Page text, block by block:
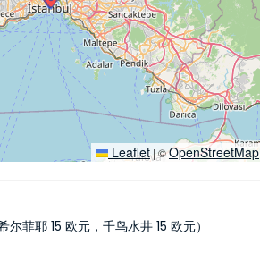
Leaflet |©OpenStreetMap
菲耶 15 欧元，千鸟水井 15 欧元）